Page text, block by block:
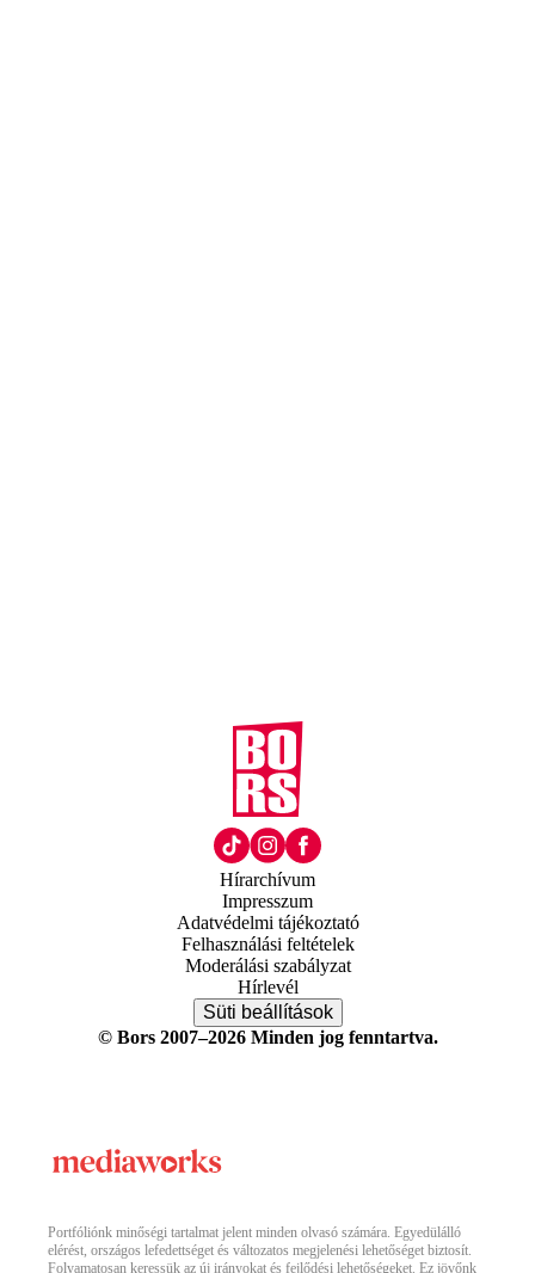
Hírarchívum
Impresszum
Adatvédelmi tájékoztató
Felhasználási feltételek
Moderálási szabályzat
Hírlevél
Süti beállítások
© Bors 2007–2026 Minden jog fenntartva.
Portfóliónk minőségi tartalmat jelent minden olvasó számára. Egyedülálló
elérést, országos lefedettséget és változatos megjelenési lehetőséget biztosít.
Folyamatosan keressük az új irányokat és fejlődési lehetőségeket. Ez jövőnk